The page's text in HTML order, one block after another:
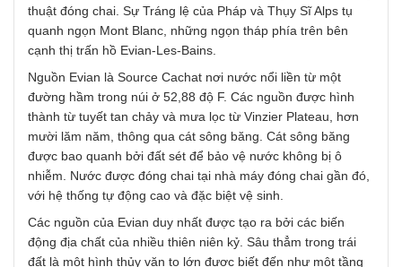
thuật đóng chai. Sự Tráng lệ của Pháp và Thụy Sĩ Alps tụ
quanh ngọn Mont Blanc, những ngọn tháp phía trên bên
cạnh thị trấn hồ Evian-Les-Bains.
Nguồn Evian là Source Cachat nơi nước nổi liền từ một
đường hầm trong núi ở 52,88 độ F. Các nguồn được hình
thành từ tuyết tan chảy và mưa lọc từ Vinzier Plateau, hơn
mười lăm năm, thông qua cát sông băng. Cát sông băng
được bao quanh bởi đất sét để bảo vệ nước không bị ô
nhiễm. Nước được đóng chai tại nhà máy đóng chai gần đó,
với hệ thống tự động cao và đặc biệt vệ sinh.
Các nguồn của Evian duy nhất được tạo ra bởi các biến
động địa chất của nhiều thiên niên kỷ. Sâu thẳm trong trái
đất là một hình thủy văn to lớn được biết đến như một tầng